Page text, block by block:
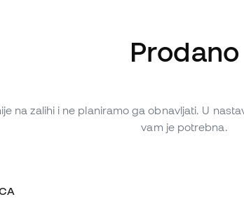
Prodano
na zalihi i ne planiramo ga obnavljati. U
vam je potrebna.